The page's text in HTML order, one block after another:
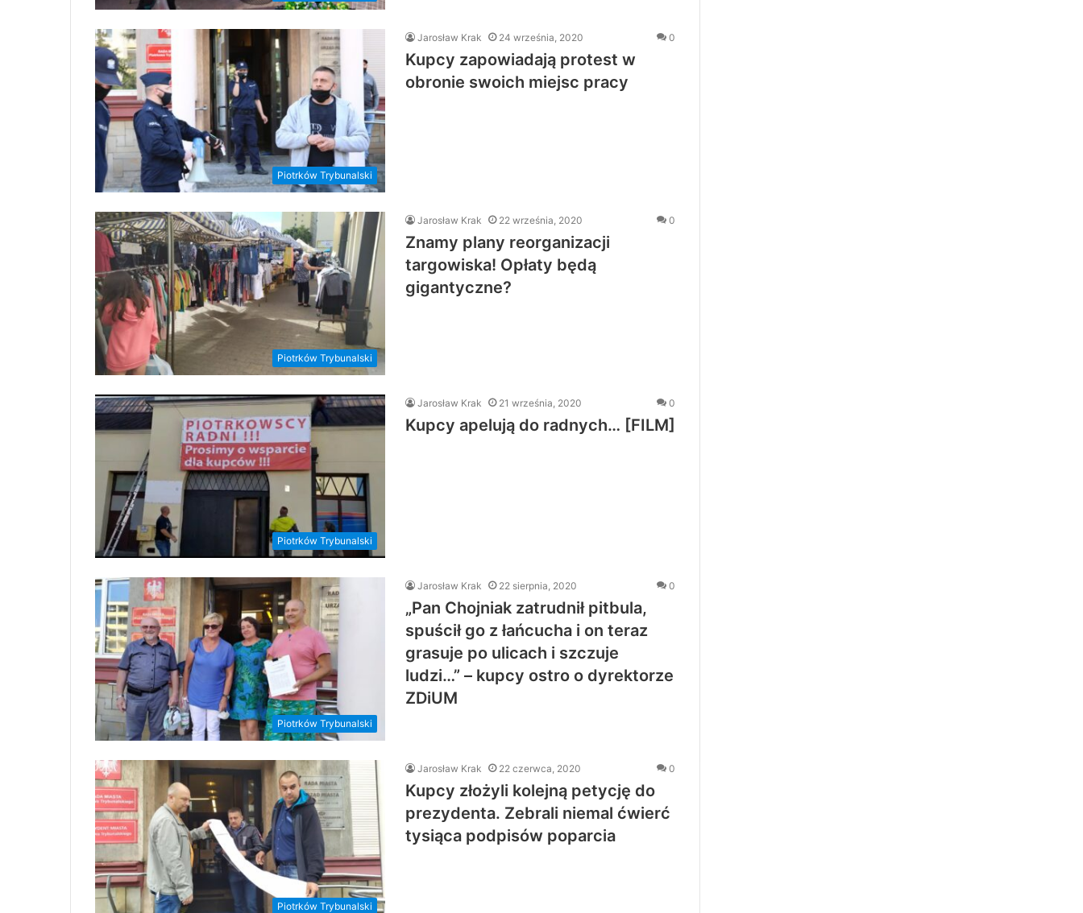
Piotrków Trybunalski
Jarosław Krak 24 września, 2020 0
Kupcy zapowiadają protest w
obronie swoich miejsc pracy
Piotrków Trybunalski
Jarosław Krak 22 września, 2020 0
Znamy plany reorganizacji
targowiska! Opłaty będą
gigantyczne?
Piotrków Trybunalski
Jarosław Krak 21 września, 2020 0
Kupcy apelują do radnych… [FILM]
Piotrków Trybunalski
Jarosław Krak 22 sierpnia, 2020 0
„Pan Chojniak zatrudnił pitbula,
spuścił go z łańcucha i on teraz
grasuje po ulicach i szczuje
ludzi…” – kupcy ostro o dyrektorze
ZDiUM
Piotrków Trybunalski
Jarosław Krak 22 czerwca, 2020 0
Kupcy złożyli kolejną petycję do
prezydenta. Zebrali niemal ćwierć
tysiąca podpisów poparcia